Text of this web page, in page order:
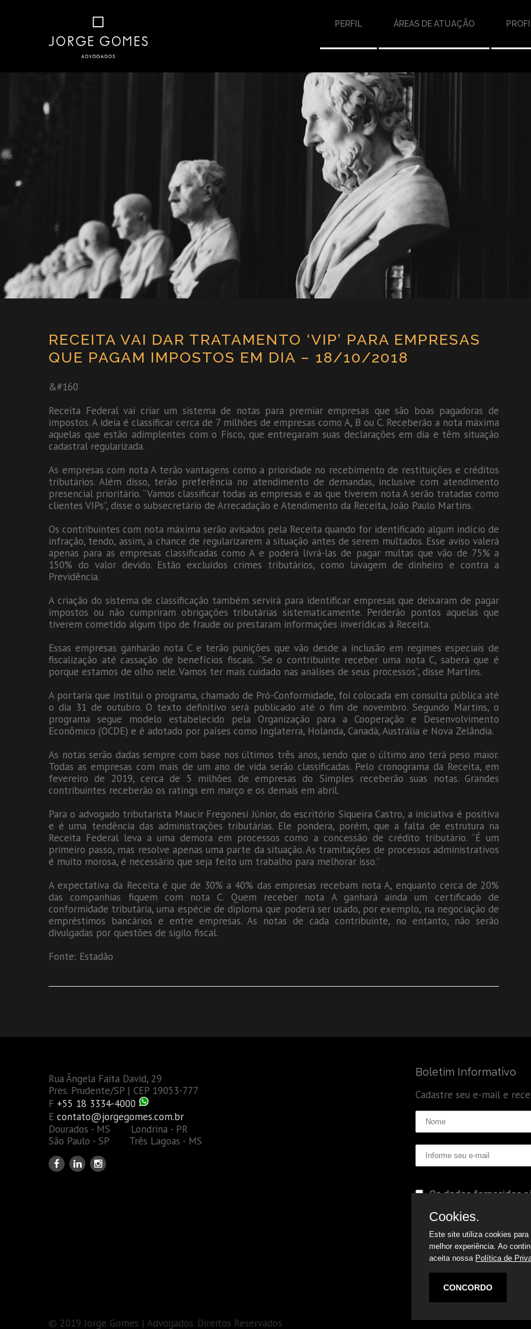
PERFIL ÁREAS DE ATUAÇÃO
RECEITA VAI DAR TRATAMENTO ‘VIP’ PARA EMPRESAS
QUE PAGAM IMPOSTOS EM DIA – 18/10/2018
&#160
Receita Federal vai criar um sistema de notas para premiar empresas que são boas pagadoras de
impostos. A ideia é classificar cerca de 7 milhões de empresas como A, B ou C. Receberão a nota máxima
aquelas que estão adimplentes com o Fisco, que entregaram suas declarações em dia e têm situação
cadastral regularizada.
As empresas com nota A terão vantagens como a prioridade no recebimento de restituições e créditos
tributários. Além disso, terão preferência no atendimento de demandas, inclusive com atendimento
presencial prioritário. “Vamos classificar todas as empresas e as que tiverem nota A serão tratadas como
clientes VIPs”, disse o subsecretário de Arrecadação e Atendimento da Receita, João Paulo Martins.
Os contribuintes com nota máxima serão avisados pela Receita quando for identificado algum indício de
infração, tendo, assim, a chance de regularizarem a situação antes de serem multados. Esse aviso valerá
apenas para as empresas classificadas como A e poderá livrá-las de pagar multas que vão de 75% a
150% do valor devido. Estão excluídos crimes tributários, como lavagem de dinheiro e contra a
Previdência.
A criação do sistema de classificação também servirá para identificar empresas que deixaram de pagar
impostos ou não cumpriram obrigações tributárias sistematicamente. Perderão pontos aquelas que
tiverem cometido algum tipo de fraude ou prestaram informações inverídicas à Receita.
Essas empresas ganharão nota C e terão punições que vão desde a inclusão em regimes especiais de
fiscalização até cassação de benefícios fiscais. “Se o contribuinte receber uma nota C, saberá que é
porque estamos de olho nele. Vamos ter mais cuidado nas análises de seus processos”, disse Martins.
A portaria que institui o programa, chamado de Pró-Conformidade, foi colocada em consulta pública até
o dia 31 de outubro. O texto definitivo será publicado até o fim de novembro. Segundo Martins, o
programa segue modelo estabelecido pela Organização para a Cooperação e Desenvolvimento
Econômico (OCDE) e é adotado por países como Inglaterra, Holanda, Canadá, Austrália e Nova Zelândia.
As notas serão dadas sempre com base nos últimos três anos, sendo que o último ano terá peso maior.
Todas as empresas com mais de um ano de vida serão classificadas. Pelo cronograma da Receita, em
fevereiro de 2019, cerca de 5 milhões de empresas do Simples receberão suas notas. Grandes
contribuintes receberão os ratings em março e os demais em abril.
Para o advogado tributarista Maucir Fregonesi Júnior, do escritório Siqueira Castro, a iniciativa é positiva
e é uma tendência das administrações tributárias. Ele pondera, porém, que a falta de estrutura na
Receita Federal leva a uma demora em processos como a concessão de crédito tributário. “É um
primeiro passo, mas resolve apenas uma parte da situação. As tramitações de processos administrativos
é muito morosa, é necessário que seja feito um trabalho para melhorar isso.”
A expectativa da Receita é que de 30% a 40% das empresas recebam nota A, enquanto cerca de 20%
das companhias fiquem com nota C. Quem receber nota A ganhará ainda um certificado de
conformidade tributária, uma espécie de diploma que poderá ser usado, por exemplo, na negociação de
empréstimos bancários e entre empresas. As notas de cada contribuinte, no entanto, não serão
divulgadas por questões de sigilo fiscal.
Fonte: Estadão
Rua Ângela Faita David, 29
Pres. Prudente/SP | CEP 19053-777
F +55 18 3334-4000
E contato@jorgegomes.com.br
Dourados - MS Londrina - PR
São Paulo - SP Três Lagoas - MS
Boletim Informativo
Cadastre seu e-mail e
Os dados fornecidos
© 2019 Jorge Gomes | Advogados. Direitos Reservados
Cookies.
Este site utiliza cookies para
melhor experiência. Ao
aceita nossa Política de
CONCORDO